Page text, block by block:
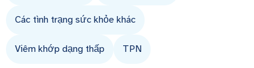
Các tình trạng sức khỏe khác
Viêm khớp dạng thấp TPN